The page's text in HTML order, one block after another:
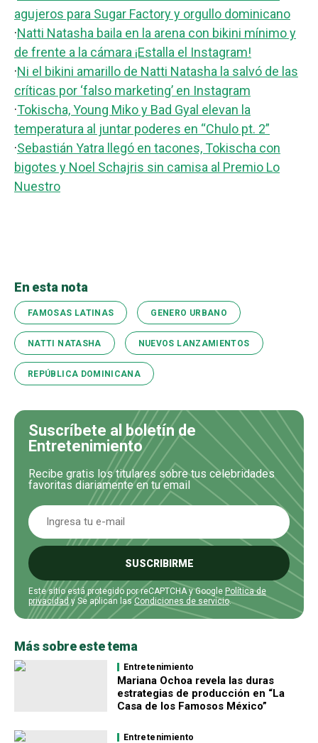
agujeros para Sugar Factory y orgullo dominicano
·Natti Natasha baila en la arena con bikini mínimo y
de frente a la cámara ¡Estalla el Instagram!
·Ni el bikini amarillo de Natti Natasha la salvó de las
críticas por ‘falso marketing’ en Instagram
·Tokischa, Young Miko y Bad Gyal elevan la
temperatura al juntar poderes en “Chulo pt. 2”
·Sebastián Yatra llegó en tacones, Tokischa con
bigotes y Noel Schajris sin camisa al Premio Lo
Nuestro
En esta nota
FAMOSAS LATINAS GENERO URBANO
NATTI NATASHA NUEVOS LANZAMIENTOS
REPÚBLICA DOMINICANA
Suscríbete al boletín de
Entretenimiento
Recibe gratis los titulares sobre tus celebridades
favoritas diariamente en tu email
SUSCRIBIRME
Este sitio está protegido por reCAPTCHA y Google Política de
privacidad y Se aplican lasCondiciones de servicio.
Más sobre este tema
Entretenimiento
Mariana Ochoa revela las duras
estrategias de producción en “La
Casa de los Famosos México”
Entretenimiento